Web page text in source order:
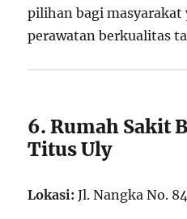
pilihan bagi masyarakat
perawatan berkualitas
6. Rumah Sakit
Titus Uly
Lokasi: Jl. Nangka No.